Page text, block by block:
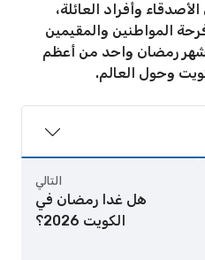
إلى الأصدقاء وأفراد العائلة،
المواطنين والمقيمين
شهر رمضان واحد من أعظم
وحول العالم.
التالي
هل غدا رمضان في
الكويت 2026؟